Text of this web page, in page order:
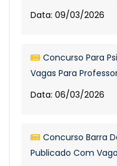
Data: 09/03/2026
Concurso Para
Vagas Para
Data: 06/03/2026
Concurso Barra
Publicado Com